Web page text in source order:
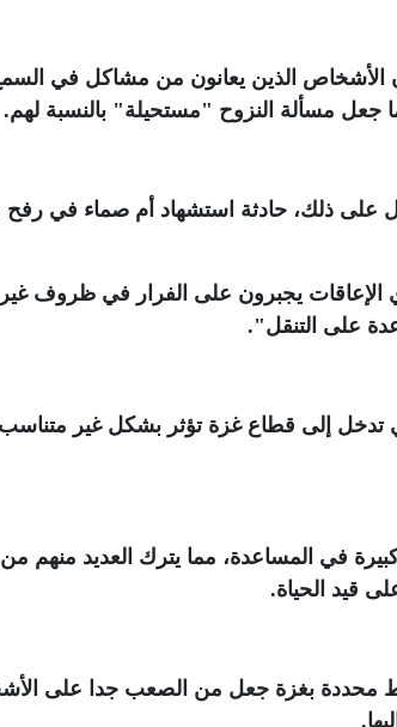
الأشخاص الذين يعانون من مشاكل في
جعل مسألة النزوح "مستحيلة" بالنسبة لهم.
على ذلك، حادثة استشهاد أم صماء في رفح
يجبرون على الفرار في ظروف غير
على التنقل".
تدخل إلى قطاع غزة تؤثر بشكل غير
في المساعدة، مما يترك العديد منهم
قيد الحياة.
محددة بغزة جعل من الصعب جدا على
.